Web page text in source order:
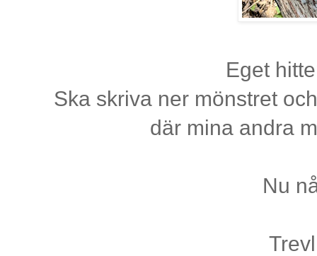
Eget
Ska skriva ner mönstret
där mina andra
Nu